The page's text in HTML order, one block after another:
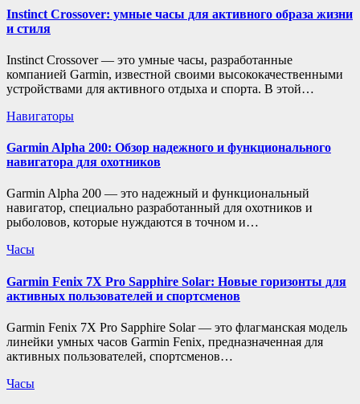
Instinct Crossover: умные часы для активного образа жизни
и стиля
Instinct Crossover — это умные часы, разработанные
компанией Garmin, известной своими высококачественными
устройствами для активного отдыха и спорта. В этой…
Навигаторы
Garmin Alpha 200: Обзор надежного и функционального
навигатора для охотников
Garmin Alpha 200 — это надежный и функциональный
навигатор, специально разработанный для охотников и
рыболовов, которые нуждаются в точном и…
Часы
Garmin Fenix 7X Pro Sapphire Solar: Новые горизонты для
активных пользователей и спортсменов
Garmin Fenix 7X Pro Sapphire Solar — это флагманская модель
линейки умных часов Garmin Fenix, предназначенная для
активных пользователей, спортсменов…
Часы